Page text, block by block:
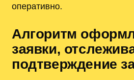
оперативно.
Алгоритм
заявки‚
подтверждение